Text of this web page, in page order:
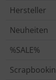
Hersteller
Neuheiten
%SALE%